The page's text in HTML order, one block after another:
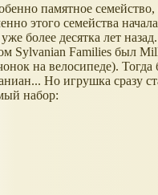
памятное
этого семейства
более десятка лет
Sylvanian Families был
на велосипеде).
Но игрушка сразу
набор: